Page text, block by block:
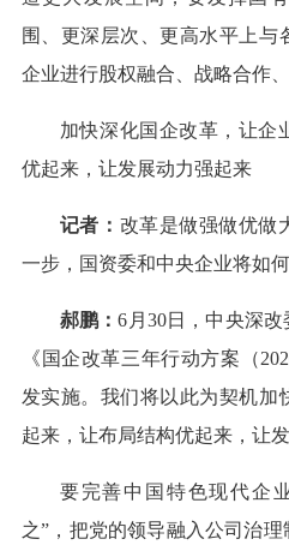
围、更深层次、更高水平上与
企业进行股权融合、战略合作、
加快深化国企改革，让企
优起来，让发展动力强起来
记者： 改革是做强做优做
一步，国资委和中央企业将如
郝鹏：6月30日，中央深
《国企改革三年行动方案（
发实施。我们将以此为契机加
起来，让布局结构优起来，让
要完善中国特色现代企
之”，把党的领导融入公司治